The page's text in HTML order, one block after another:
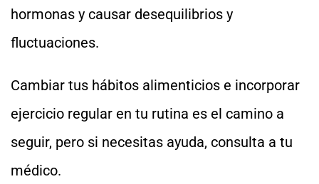
hormonas y causar desequilibrios y
fluctuaciones.
Cambiar tus hábitos alimenticios e incorporar
ejercicio regular en tu rutina es el camino a
seguir, pero si necesitas ayuda, consulta a tu
médico.